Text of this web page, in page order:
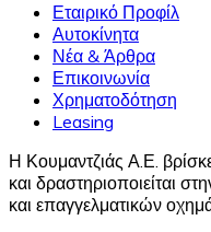
Εταιρικό Προφίλ
Αυτοκίνητα
Νέα & Άρθρα
Επικοινωνία
Χρηματοδότηση
Leasing
Η Κουμαντζιάς Α.Ε.
και δραστηριοποιείται
και επαγγελματικών